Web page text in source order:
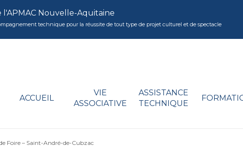
Nouvelle-Aquitaine
technique pour la réussite de tout type de projet culturel et de spectacle
ACCUEIL
VIE
ASSOCIATIVE
ASSISTANCE
TECHNIQUE
Foire – Saint-André-de-Cubzac